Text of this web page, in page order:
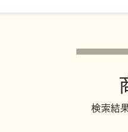
検索結